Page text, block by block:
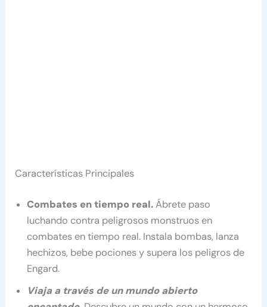
Características Principales
Combates en tiempo real.Ábrete paso
luchando contra peligrosos monstruos en
combates en tiempo real. Instala bombas, lanza
hechizos, bebe pociones y supera los peligros de
Engard.
Viaja a través de un mundo abierto